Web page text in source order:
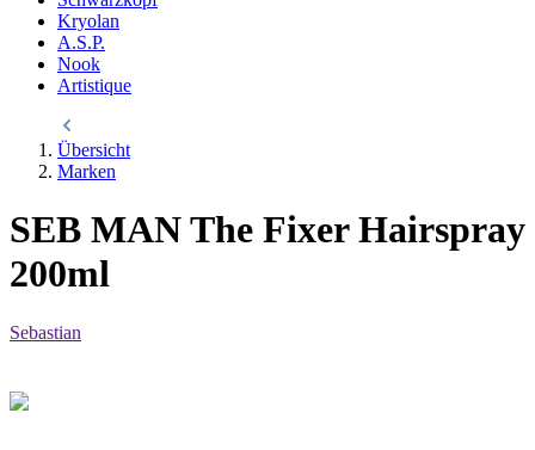
Kryolan
A.S.P.
Nook
Artistique
Übersicht
Marken
SEB MAN The Fixer Hairspray
200ml
Sebastian